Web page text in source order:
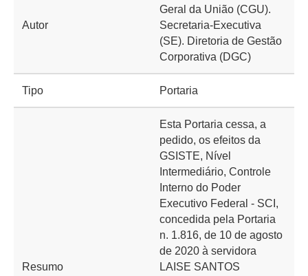
Autor
Geral da União (CGU).
Secretaria-Executiva
(SE). Diretoria de Gestão
Corporativa (DGC)
Tipo Portaria
Resumo
Esta Portaria cessa, a
pedido, os efeitos da
GSISTE, Nível
Intermediário, Controle
Interno do Poder
Executivo Federal - SCI,
concedida pela Portaria
n. 1.816, de 10 de agosto
de 2020 à servidora
LAISE SANTOS